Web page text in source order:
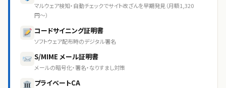
マルウェア検知・自動チェックでサイト改ざんを早期発見（月額1,320
円〜）
コードサイニング証明書
ソフトウェア配布時のデジタル署名
S/MIME メール証明書
メールの暗号化・署名・なりすまし対策
プライベートCA